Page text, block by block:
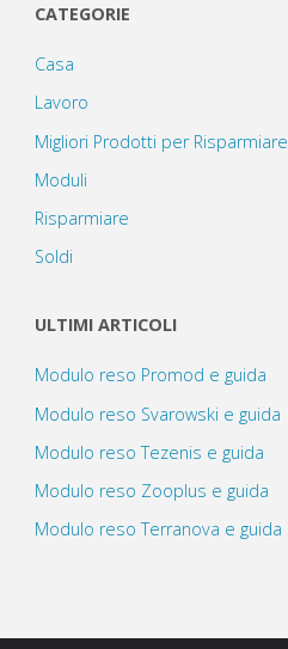
CATEGORIE
Casa
Lavoro
Migliori Prodotti per Risparmiare
Moduli
Risparmiare
Soldi
ULTIMI ARTICOLI
Modulo reso Promod e guida
Modulo reso Svarowski e guida
Modulo reso Tezenis e guida
Modulo reso Zooplus e guida
Modulo reso Terranova e guida